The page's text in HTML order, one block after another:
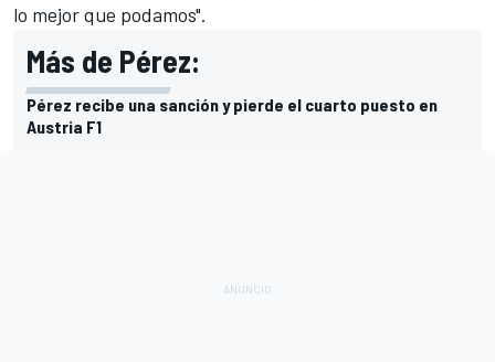
lo mejor que podamos".
Más de Pérez:
Pérez recibe una sanción y pierde el cuarto puesto en
Austria F1